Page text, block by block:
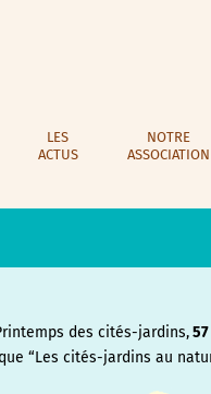
LES
ACTUS
NOTRE
ASSOCIATION
des cités-jardins,
“Les cités-jardins au